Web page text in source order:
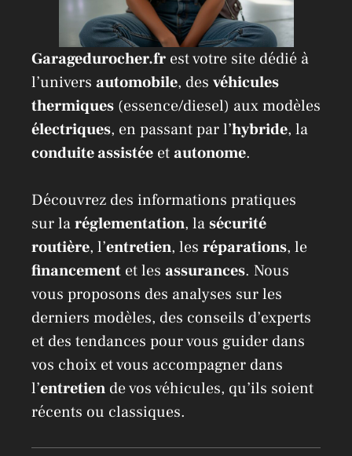
Garagedurocher.fr est votre site dédié à
l’univers automobile, des véhicules
thermiques (essence/diesel) aux modèles
électriques, en passant par l’hybride, la
conduite assistée etautonome.
Découvrez des informations pratiques
sur laréglementation, lasécurité
routière, l’entretien, les réparations, le
financement et les assurances. Nous
vous proposons des analyses sur les
derniers modèles, des conseils d’experts
et des tendances pour vous guider dans
vos choix et vous accompagner dans
l’entretien de vos véhicules, qu’ils soient
récents ou classiques.